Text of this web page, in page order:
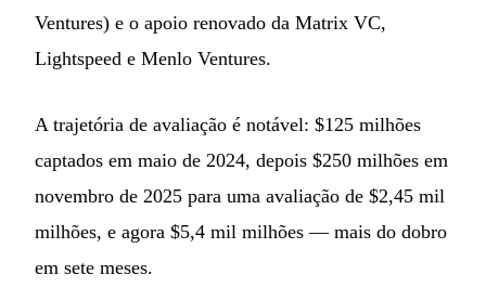
Ventures) e o apoio renovado da Matrix VC,
Lightspeed e Menlo Ventures.
A trajetória de avaliação é notável: $125 milhões
captados em maio de 2024, depois $250 milhões em
novembro de 2025 para uma avaliação de $2,45 mil
milhões, e agora $5,4 mil milhões — mais do dobro
em sete meses.